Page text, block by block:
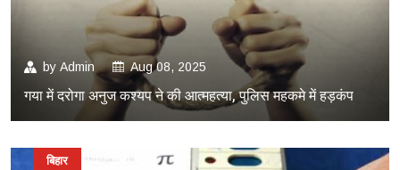
by Admin Aug 08, 2025
गया में दरोगा अनुज कश्यप ने की आत्महत्या, पुलिस महकमे में हड़कंप
बिहार